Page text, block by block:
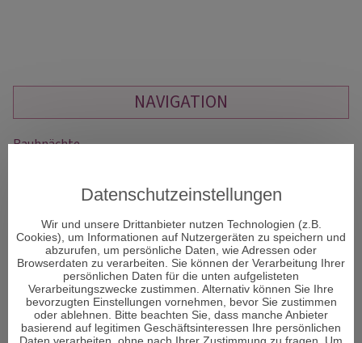
NAVIGATION
Rauhnächte
Astrologische Beratung am Telefon
Tarotkarten Bedeutung
Reguläre Webseite
Datenschutzeinstellungen
Wir und unsere Drittanbieter nutzen Technologien (z.B.
Cookies), um Informationen auf Nutzergeräten zu speichern und
abzurufen, um persönliche Daten, wie Adressen oder
Browserdaten zu verarbeiten. Sie können der Verarbeitung Ihrer
persönlichen Daten für die unten aufgelisteten
Verarbeitungszwecke zustimmen. Alternativ können Sie Ihre
bevorzugten Einstellungen vornehmen, bevor Sie zustimmen
oder ablehnen. Bitte beachten Sie, dass manche Anbieter
basierend auf legitimen Geschäftsinteressen Ihre persönlichen